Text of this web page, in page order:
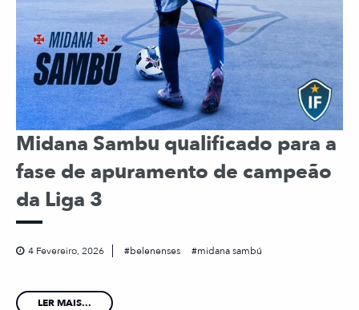
Midana Sambu qualificado para a
fase de apuramento de campeão
da Liga 3
4 Fevereiro, 2026 belenenses midana sambú
LER MAIS...